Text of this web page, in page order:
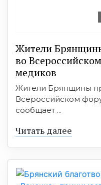
Жители
во
медиков
Жители Брянщины
Всероссийском
сообщает ...
Читать далее